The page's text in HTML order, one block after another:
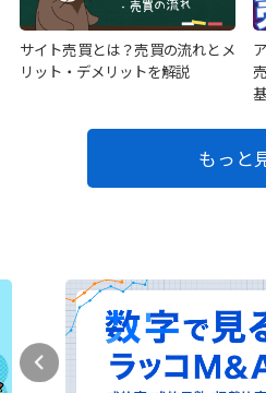
サイト売買とは？売買の流れとメ
リット・デメリットを解説
もっと